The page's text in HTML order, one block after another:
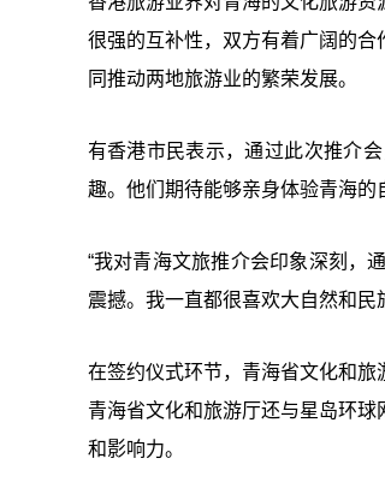
很强的互补性，双方有着广阔的
同推动两地旅游业的繁荣发展。
有香港市民表示，通过此次推介
趣。他们期待能够亲身体验青海的
“我对青海文旅推介会印象深刻，
震撼。我一直都很喜欢大自然和民
在签约仪式环节，青海省文化和
青海省文化和旅游厅还与星岛环
和影响力。